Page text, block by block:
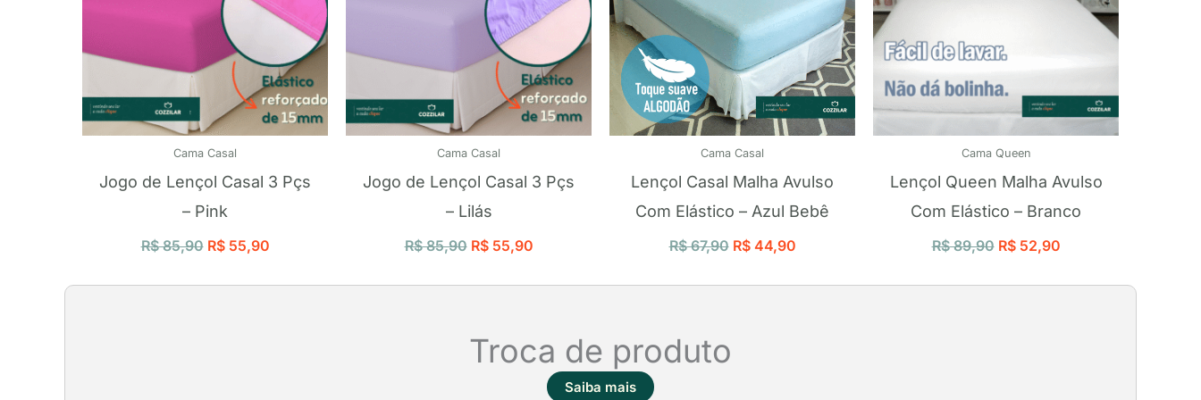
Cama Casal
Jogo de Lençol Casal 3 Pçs
– Pink
R$85,90 R$55,90
Cama Casal
Jogo de Lençol Casal 3 Pçs
– Lilás
R$85,90 R$55,90
Cama Casal
Lençol Casal Malha Avulso
Com Elástico – Azul Bebê
R$67,90 R$44,90
Cama Queen
Lençol Queen Malha Avulso
Com Elástico – Branco
R$89,90 R$52,90
Troca de produto
Saiba mais